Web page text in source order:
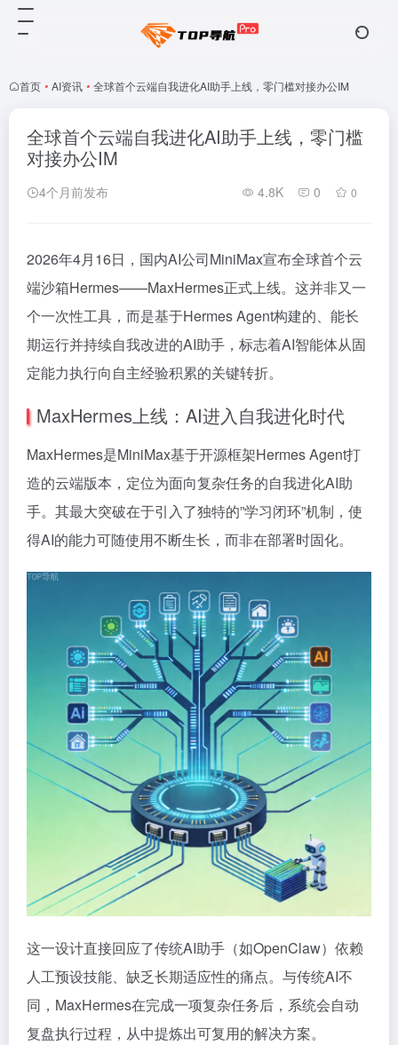
首页 • AI资讯 • 全球首个云端自我进化AI助手上线，零门槛对接办公IM
全球首个云端自我进化AI助手上线，零门槛
对接办公IM
4个月前发布 4.8K 0 0
2026年4月16日，国内AI公司MiniMax宣布全球首个云
端沙箱Hermes——MaxHermes正式上线。这并非又一
个一次性工具，而是基于Hermes Agent构建的、能长
期运行并持续自我改进的AI助手，标志着AI智能体从固
定能力执行向自主经验积累的关键转折。
MaxHermes上线：AI进入自我进化时代
MaxHermes是MiniMax基于开源框架Hermes Agent打
造的云端版本，定位为面向复杂任务的自我进化AI助
手。其最大突破在于引入了独特的”学习闭环”机制，使
得AI的能力可随使用不断生长，而非在部署时固化。
这一设计直接回应了传统AI助手（如OpenClaw）依赖
人工预设技能、缺乏长期适应性的痛点。与传统AI不
同，MaxHermes在完成一项复杂任务后，系统会自动
复盘执行过程，从中提炼出可复用的解决方案。